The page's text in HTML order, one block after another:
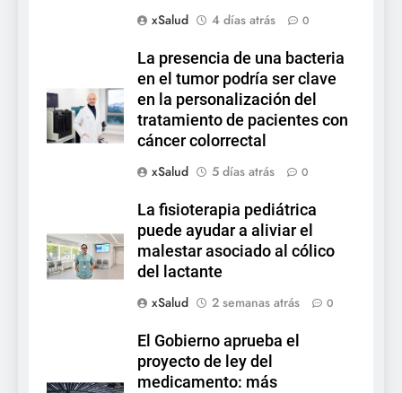
xSalud
4 días atrás 0
La presencia de una bacteria
en el tumor podría ser clave
en la personalización del
tratamiento de pacientes con
cáncer colorrectal
xSalud
5 días atrás 0
La fisioterapia pediátrica
puede ayudar a aliviar el
malestar asociado al cólico
del lactante
xSalud
2 semanas atrás 0
El Gobierno aprueba el
proyecto de ley del
medicamento: más